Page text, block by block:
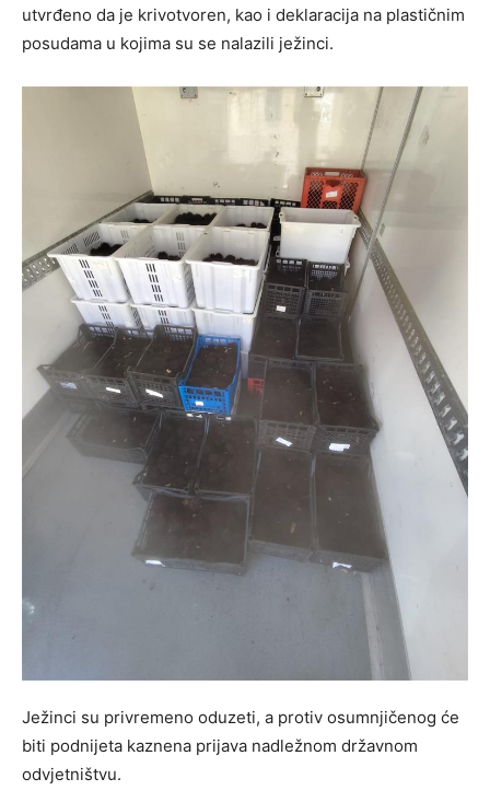
utvrđeno da je krivotvoren, kao i deklaracija na plastičnim
posudama u kojima su se nalazili ježinci.
Ježinci su privremeno oduzeti, a protiv osumnjičenog će
biti podnijeta kaznena prijava nadležnom državnom
odvjetništvu.